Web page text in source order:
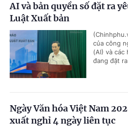
AI và bản quyền số đặt ra
Luật Xuất bản
của công
(AI) và các
đang đặt
Ngày Văn hóa Việt Nam
xuất nghỉ 4 ngày liên tục